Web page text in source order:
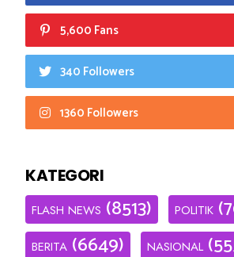
5,600 Fans
340 Followers
1360 Followers
KATEGORI
FLASH NEWS (8513) POLITIK
BERITA (6649) NASIONAL